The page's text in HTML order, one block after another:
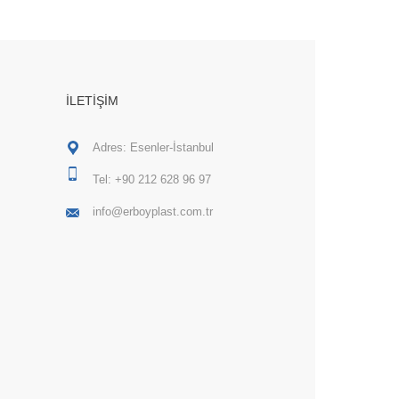
İLETIŞIM
Adres: Esenler-İstanbul
Tel:+90 212 628 96 97
info@erboyplast.com.tr